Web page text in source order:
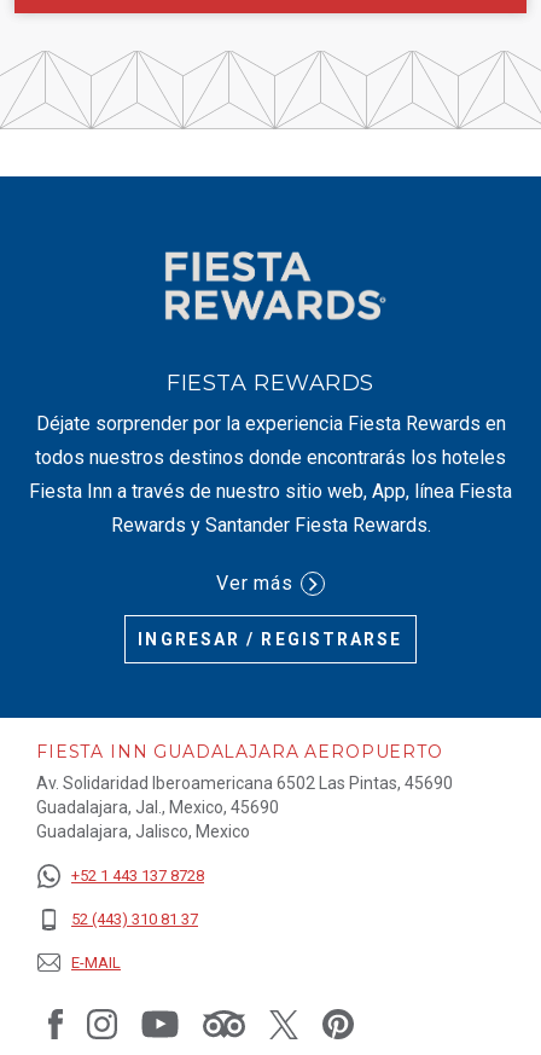
FIESTA REWARDS
Déjate sorprender por la experiencia Fiesta Rewards en
todos nuestros destinos donde encontrarás los hoteles
Fiesta Inn a través de nuestro sitio web, App, línea Fiesta
Rewards y Santander Fiesta Rewards.
Ver más
INGRESAR / REGISTRARSE
FIESTA INN GUADALAJARA AEROPUERTO
Av. Solidaridad Iberoamericana 6502 Las Pintas, 45690
Guadalajara, Jal., Mexico, 45690
Guadalajara, Jalisco, Mexico
+52 1 443 137 8728
52 (443) 310 81 37
E-MAIL